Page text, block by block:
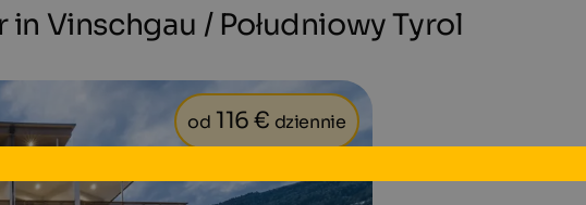
Vinschgau / Południowy Tyrol
od 116 € dziennie